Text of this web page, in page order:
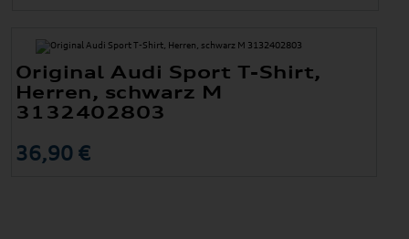
Original Audi Sport T-Shirt,
Herren, schwarz M
3132402803
36,90 €